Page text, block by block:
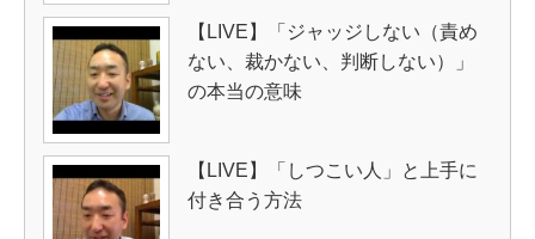
【LIVE】「ジャッジしない（責め
ない、裁かない、判断しない）」
の本当の意味
【LIVE】「しつこい人」と上手に
付き合う方法